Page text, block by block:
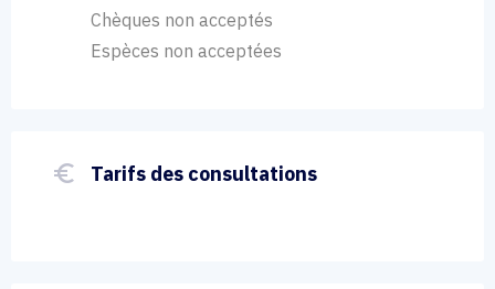
Chèques non acceptés
Espèces non acceptées
euro_symbol Tarifs des consultations